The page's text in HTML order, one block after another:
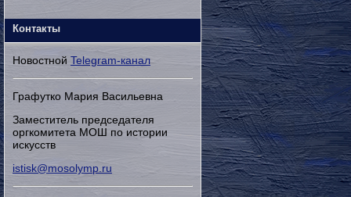
Контакты
Новостной Telegram-канал
Графутко Мария Васильевна
Заместитель председателя
оргкомитета МОШ по истории
искусств
istisk@mosolymp.ru